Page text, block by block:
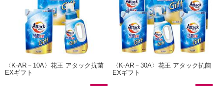
〈K-AR－10A〉花王 アタック抗菌
EXギフト
〈K-AR－30A〉花王 アタック抗菌
EXギフト